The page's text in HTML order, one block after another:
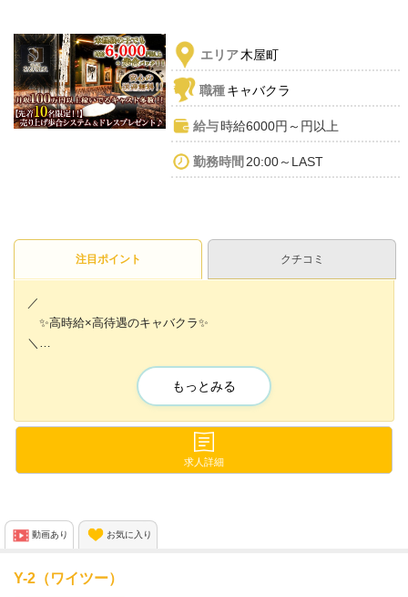
エリア木屋町
職種キャバクラ
給与時給6000円～円以上
勤務時間 20:00～LAST
注目ポイント クチコミ
／
✨高時給×高待遇のキャバクラ✨
＼
体験入店時から時給6000円スタート💫
さらに各種高額バックありなので
予想以上に稼げること間違いなし🙌
ほかにも…✨
もっとみる
求人詳細
動画あり お気に入り
Y-2（ワイツー）